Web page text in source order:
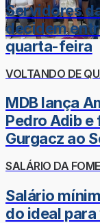
Servidores
decidem
quarta-feira
VOLTANDO DE
MDB lança
Pedro Adib
Gurgacz ao
SALÁRIO DA FOME
Salário
do ideal